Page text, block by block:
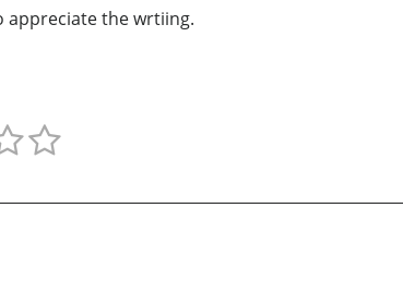
appreciate the wrtiing.